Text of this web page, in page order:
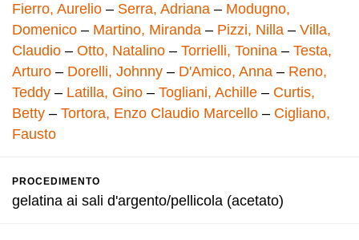
Fierro, Aurelio – Serra, Adriana – Modugno,
Domenico – Martino, Miranda – Pizzi, Nilla – Villa,
Claudio – Otto, Natalino – Torrielli, Tonina – Testa,
Arturo – Dorelli, Johnny – D'Amico, Anna – Reno,
Teddy – Latilla, Gino – Togliani, Achille – Curtis,
Betty – Tortora, Enzo Claudio Marcello – Cigliano,
Fausto
PROCEDIMENTO
gelatina ai sali d'argento/pellicola (acetato)